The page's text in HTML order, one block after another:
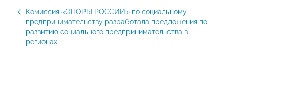
Комиссия «ОПОРЫ РОССИИ» по социальному
предпринимательству разработала предложения по
развитию социального предпринимательства в
регионах